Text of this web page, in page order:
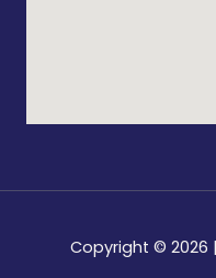
Copyright © 2026